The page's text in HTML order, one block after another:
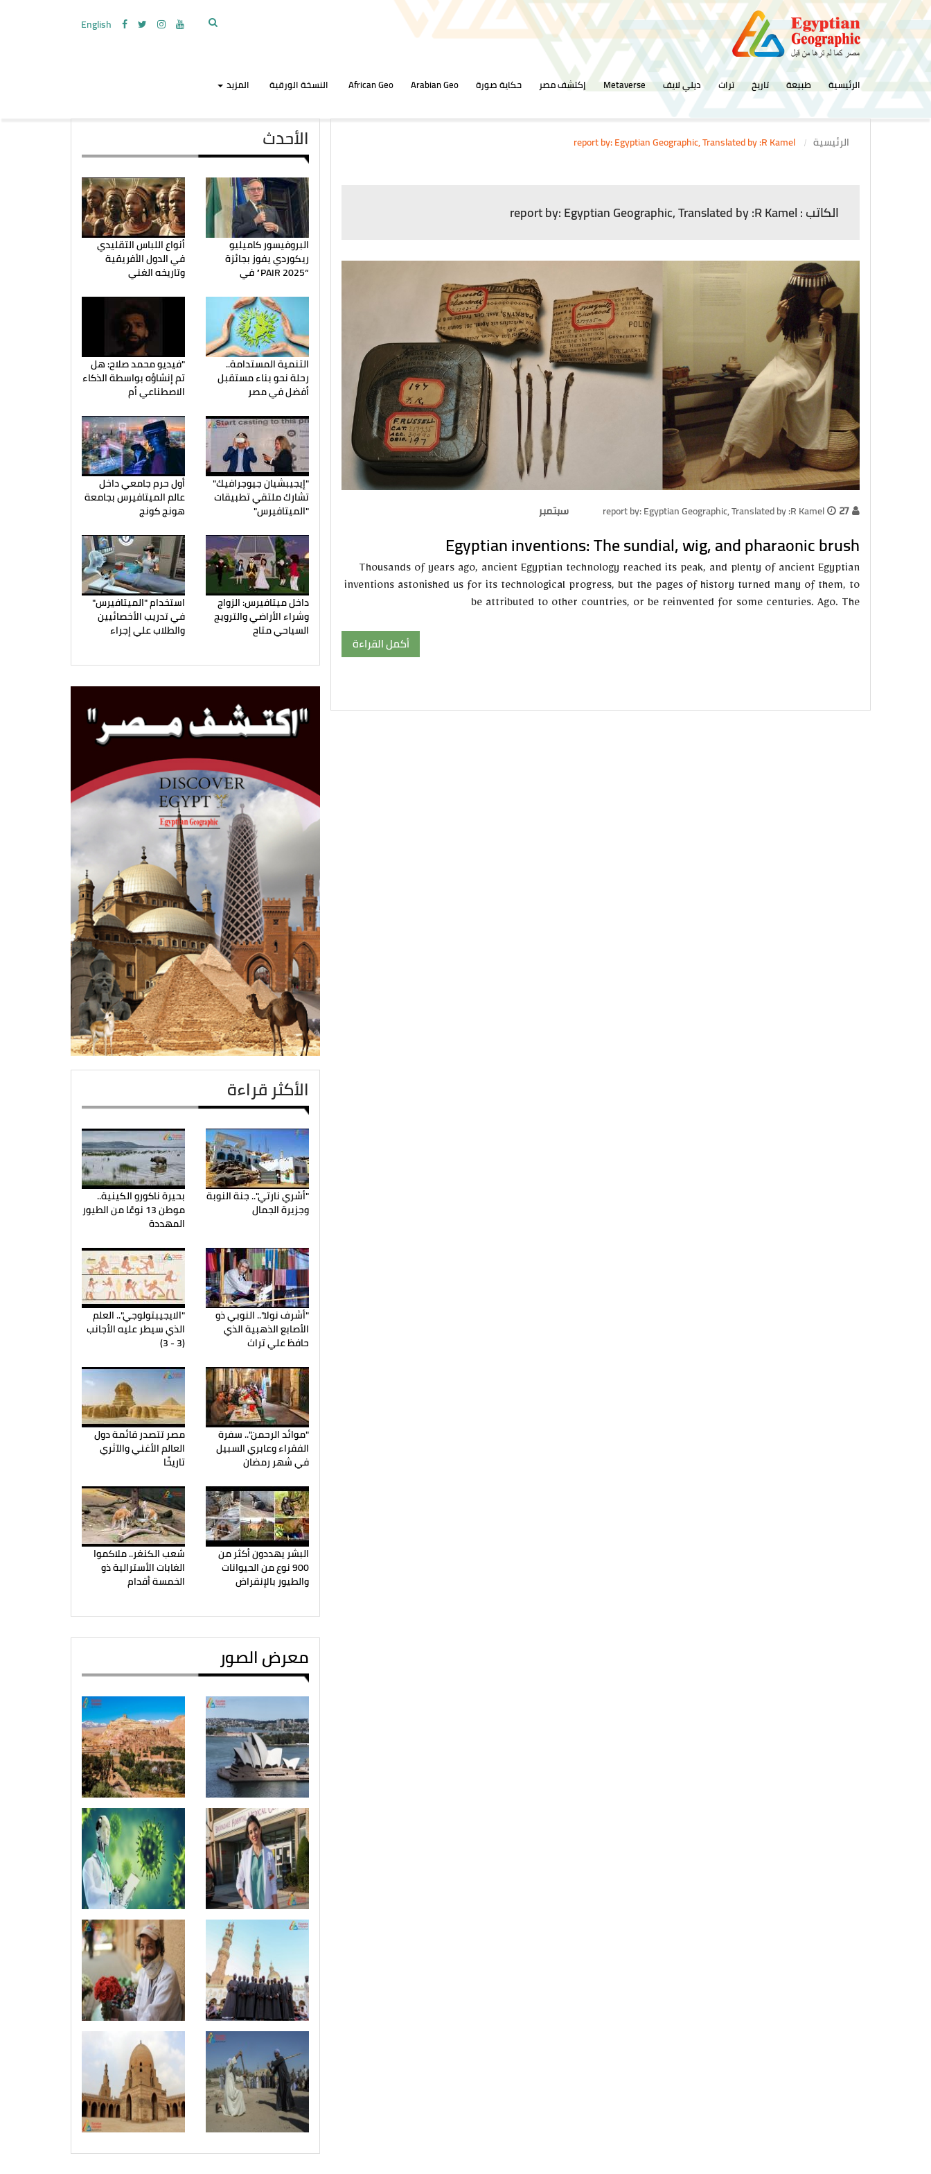
English
الرئيسية طبيعة تاريخ تراث ديلي لايف Metaverse إكتشف مصر حكاية صورة Arabian Geo
African Geo النسخة الورقية المزيد
الرئيسية
الكاتب : report by: Egyptian Geographic, Translated by :R Kamel
report by: Egyptian Geographic, Translated by :R Kamel 27 سبتمبر
Egyptian inventions: The sundial, wig, and pharaonic brush
Thousands of years ago, ancient Egyptian technology reached its peak, and plenty of ancient Egyptian
inventions astonished us for its technological progress, but the pages of history turned many of them, to
be attributed to other countries, or be reinvented for some centuries. Ago. The
أكمل القراءة
الأحدث
البروفيسور كاميليو
ريكوردي يفوز بجائزة
“PAIR 2025” في
أنواع اللباس التقليدي
في الدول الأفريقية
وتاريخه الغني
التنمية المستدامة..
رحلة نحو بناء مستقبل
أفضل في مصر
"فيديو محمد صلاح: هل
تم إنشاؤه بواسطة الذكاء
الاصطناعي أم
"إيجيبشيان جيوجرافيك"
تشارك ملتقي تطبيقات
"الميتافيرس"
أول حرم جامعي داخل
عالم الميتافيرس بجامعة
هونج كونج
داخل ميتافيرس: الزواج
وشراء الأراضي والترويج
السياحي متاح
استخدام "الميتافيرس"
في تدريب الأخصائيين
والطلاب علي إجراء
الأكثر قراءة
"أشري نارتي".. جنة النوبة
وجزيرة الجمال
بحيرة ناكورو الكينية..
موطن 13 نوعًا من الطيور
المهددة
"أشرف نولا".. النوبي ذو
الأصابع الذهبية الذي
حافظ علي تراث
"الايجيبتولوجي".. العلم
الذي سيطر عليه الأجانب
(3 - 3)
"موائد الرحمن".. سفرة
الفقراء وعابري السبيل
في شهر رمضان
مصر تتصدر قائمة دول
العالم الأغني والآثري
تاريخًا
البشر يهددون أكثر من
900 نوع من الحيوانات
والطيور بالإنقراض
شعب الكنغر.. ملاكموا
الغابات الأسترالية ذو
الخمسة أقدام
معرض الصور